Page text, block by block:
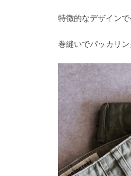
特徴的なデザイン
巻縫いでパッカリン